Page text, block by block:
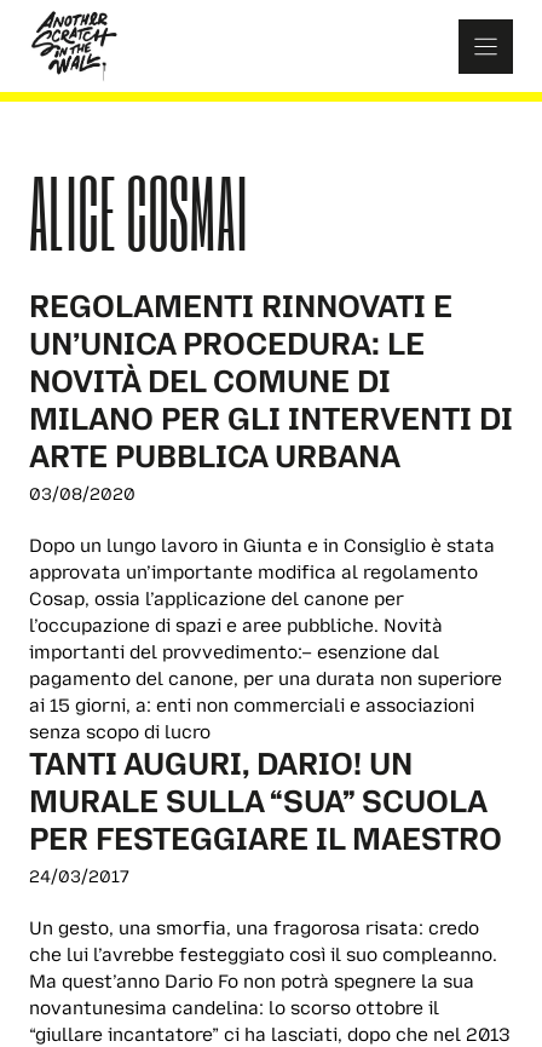
content
ALICE COSMAI
REGOLAMENTI RINNOVATI E
UN’UNICA PROCEDURA: LE
NOVITÀ DEL COMUNE DI
MILANO PER GLI INTERVENTI DI
ARTE PUBBLICA URBANA
03/08/2020
Dopo un lungo lavoro in Giunta e in Consiglio è stata
approvata un’importante modifica al regolamento
Cosap, ossia l’applicazione del canone per
l’occupazione di spazi e aree pubbliche. Novità
importanti del provvedimento:– esenzione dal
pagamento del canone, per una durata non superiore
ai 15 giorni, a: enti non commerciali e associazioni
senza scopo di lucro
TANTI AUGURI, DARIO! UN
MURALE SULLA “SUA” SCUOLA
PER FESTEGGIARE IL MAESTRO
24/03/2017
Un gesto, una smorfia, una fragorosa risata: credo
che lui l’avrebbe festeggiato così il suo compleanno.
Ma quest’anno Dario Fo non potrà spegnere la sua
novantunesima candelina: lo scorso ottobre il
“giullare incantatore” ci ha lasciati, dopo che nel 2013